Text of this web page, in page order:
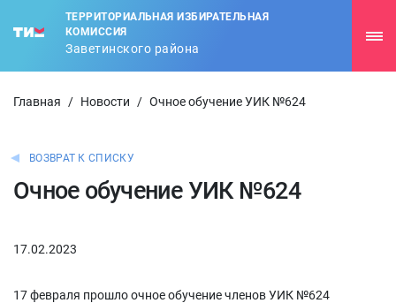
ТЕРРИТОРИАЛЬНАЯ ИЗБИРАТЕЛЬНАЯ
КОМИССИЯ
Заветинского района
Главная / Новости / Очное обучение УИК №624
ВОЗВРАТ К СПИСКУ
Очное обучение УИК №624
17.02.2023
17 февраля прошло очное обучение членов УИК №624